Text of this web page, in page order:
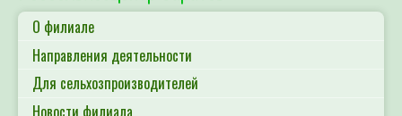
О филиале
Направления деятельности
Для сельхозпроизводителей
Новости филиала